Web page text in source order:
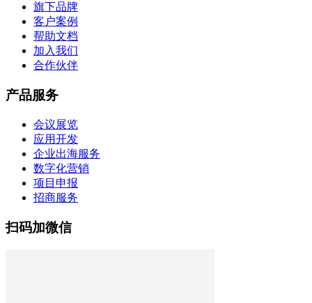
旗下品牌
客户案例
帮助文档
加入我们
合作伙伴
产品服务
会议展览
应用开发
企业出海服务
数字化营销
项目申报
招商服务
扫码加微信